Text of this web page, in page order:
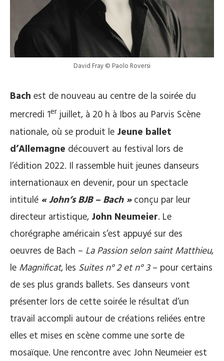
David Fray © Paolo Roversi
Bach est de nouveau au centre de la soirée du
mercredi 1erjuillet, à 20 h à Ibos au Parvis Scène
nationale, où se produit le Jeune ballet
d’Allemagne découvert au festival lors de
l’édition 2022. Il rassemble huit jeunes danseurs
internationaux en devenir, pour un spectacle
intitulé « John’s BJB – Bach »conçu par leur
directeur artistique, John Neumeier. Le
chorégraphe américain s’est appuyé sur des
oeuvres de Bach – La Passion selon saint Matthieu,
le Magnificat, les Suites n° 2 et n° 3– pour certains
de ses plus grands ballets. Ses danseurs vont
présenter lors de cette soirée le résultat d’un
travail accompli autour de créations reliées entre
elles et mises en scène comme une sorte de
mosaïque. Une rencontre avec John Neumeier est